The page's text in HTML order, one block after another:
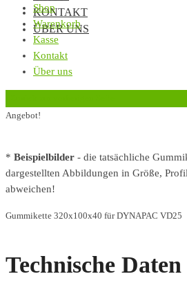
KONTAKT
ÜBER UNS
Shop
Warenkorb
Kasse
Kontakt
Über uns
Angebot!
* Beispielbilder - die tatsächliche
dargestellten Abbildungen in Größe,
abweichen!
Gummikette 320x100x40 für DYNAPAC VD25
Technische Daten